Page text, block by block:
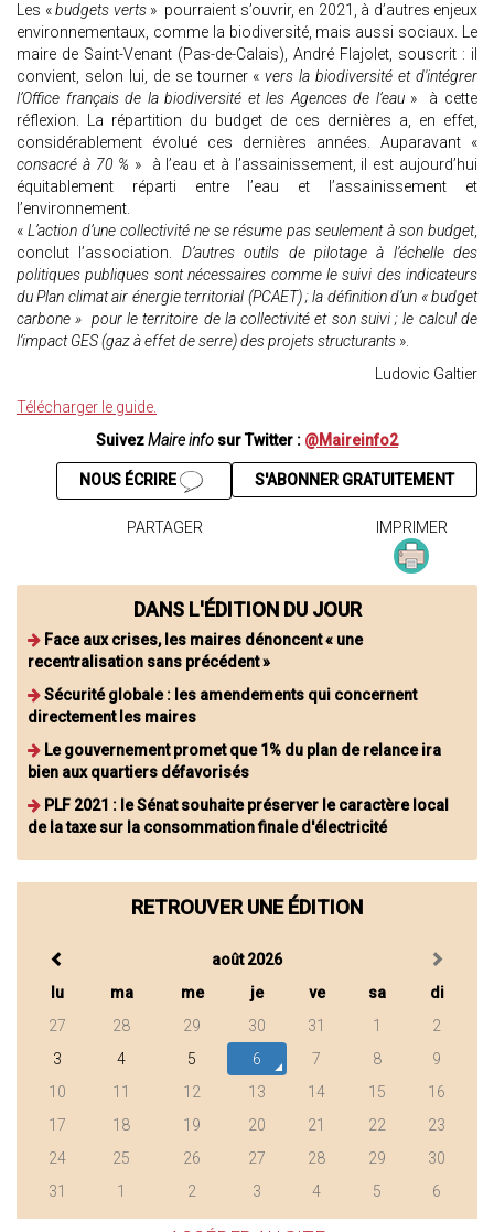
Les «budgets verts» pourraient s’ouvrir, en 2021, à d’autres enjeux
environnementaux, comme la biodiversité, mais aussi sociaux. Le
maire de Saint-Venant (Pas-de-Calais), André Flajolet, souscrit : il
convient, selon lui, de se tourner « vers la biodiversité et d'intégrer
l’Office français de la biodiversité et les Agences de l’eau » à cette
réflexion. La répartition du budget de ces dernières a, en effet,
considérablement évolué ces dernières années. Auparavant «
consacré à 70 % » à l’eau et à l’assainissement, il est aujourd’hui
équitablement réparti entre l’eau et l’assainissement et
l’environnement.
« L’action d’une collectivité ne se résume pas seulement à son budget,
conclut l’association. D’autres outils de pilotage à l’échelle des
politiques publiques sont nécessaires comme le suivi des indicateurs
du Plan climat air énergie territorial (PCAET) ; la définition d’un « budget
carbone » pour le territoire de la collectivité et son suivi ; le calcul de
l’impact GES (gaz à effet de serre) des projets structurants ».
Ludovic Galtier
Télécharger le guide.
SuivezMaire info sur Twitter : @Maireinfo2
S'ABONNER GRATUITEMENT
NOUS ÉCRIRE
PARTAGER IMPRIMER
DANS L'ÉDITION DU JOUR
Face aux crises, les maires dénoncent « une
recentralisation sans précédent »
Sécurité globale : les amendements qui concernent
directement les maires
Le gouvernement promet que 1% du plan de relance ira
bien aux quartiers défavorisés
PLF 2021 : le Sénat souhaite préserver le caractère local
de la taxe sur la consommation finale d'électricité
RETROUVER UNE ÉDITION
août 2026
lu
ma me je ve sa
di
27
28 29 30 31 1
2
3
4 5 6 7 8
9
10
11 12 13 14 15
16
17
18 19 20 21 22
23
24
25 26 27 28 29
30
31
1 2 3 4 5 6